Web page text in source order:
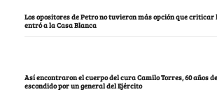
Los opositores de Petro no tuvieron más opción que
entró a la Casa Blanca
Así encontraron el cuerpo del cura Camilo Torres, 60 años
escondido por un general del Ejército